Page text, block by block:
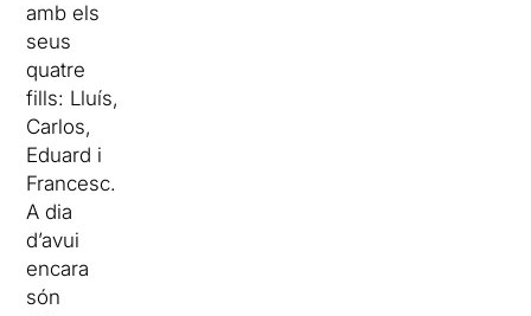
amb els
seus
quatre
fills: Lluís,
Carlos,
Eduard i
Francesc.
A dia
d’avui
encara
són